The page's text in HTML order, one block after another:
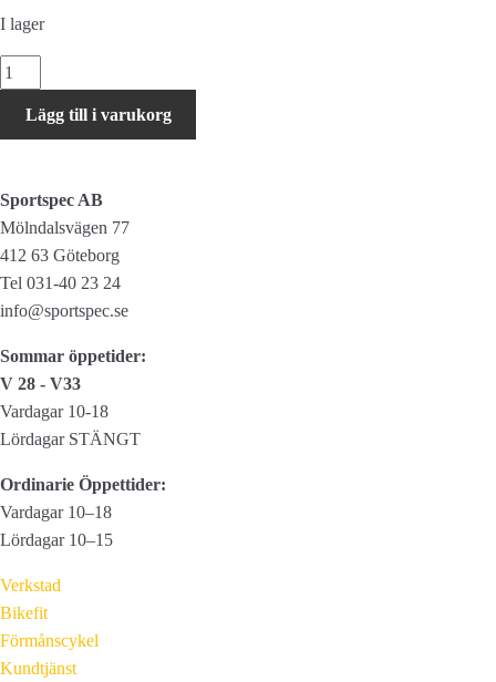
I lager
Vittoria
Airliner
GravelLägg till i varukorg
Sportspec AB
Mölndalsvägen 77
412 63 Göteborg
Tel 031-40 23 24
info@sportspec.se
Sommar öppetider:
V 28 - V33
Vardagar 10-18
Lördagar STÄNGT
Ordinarie Öppettider:
Vardagar 10–18
Lördagar 10–15
Verkstad
Bikefit
Förmånscykel
Kundtjänst